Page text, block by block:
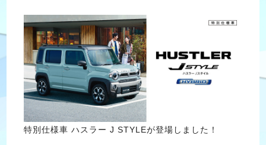
特別仕様車 ハスラー J STYLEが登場しました！